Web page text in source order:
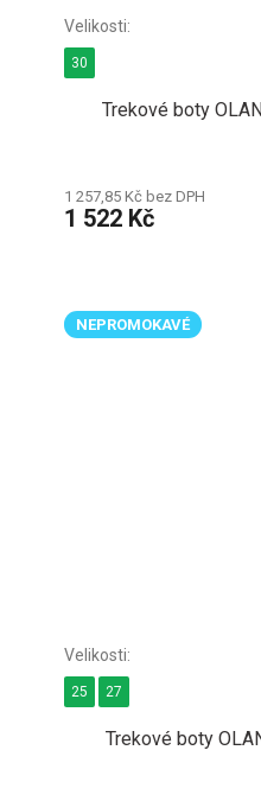
Trekové boty
1 257,85 Kč bez DPH
1 522 Kč
30
NEPROMOKAVÉ
Trekové boty
25 27